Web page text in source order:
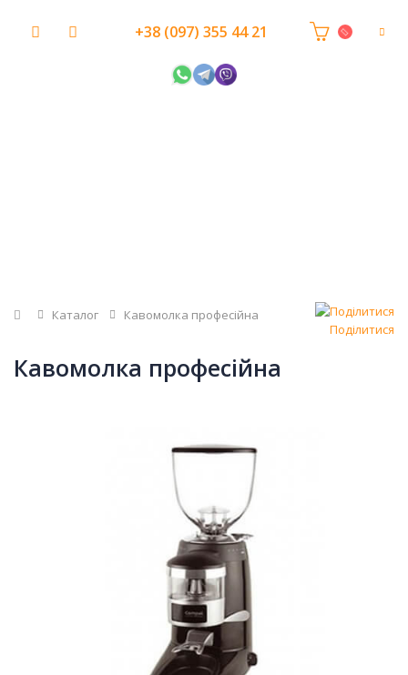
+38 (097) 355 44 21
Головна
Каталог
Кавомолка професійна
Поділитися
Кавомолка професійна